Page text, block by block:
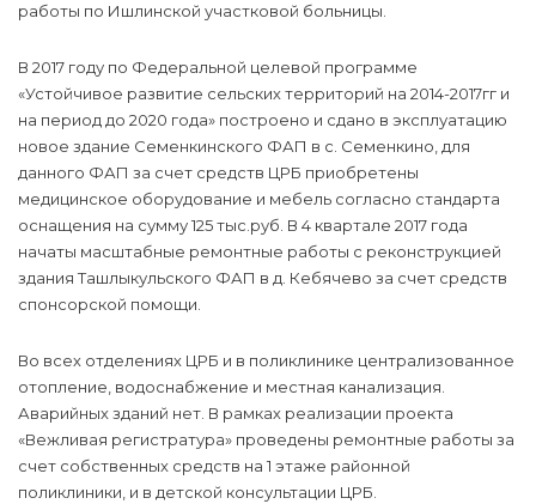
работы по Ишлинской участковой больницы.
В 2017 году по Федеральной целевой программе
«Устойчивое развитие сельских территорий на 2014-2017гг и
на период до 2020 года» построено и сдано в эксплуатацию
новое здание Семенкинского ФАП в с. Семенкино, для
данного ФАП за счет средств ЦРБ приобретены
медицинское оборудование и мебель согласно стандарта
оснащения на сумму 125 тыс.руб. В 4 квартале 2017 года
начаты масштабные ремонтные работы с реконструкцией
здания Ташлыкульского ФАП в д. Кебячево за счет средств
спонсорской помощи.
Во всех отделениях ЦРБ и в поликлинике централизованное
отопление, водоснабжение и местная канализация.
Аварийных зданий нет. В рамках реализации проекта
«Вежливая регистратура» проведены ремонтные работы за
счет собственных средств на 1 этаже районной
поликлиники, и в детской консультации ЦРБ.